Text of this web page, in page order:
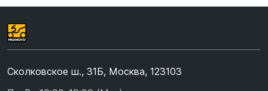
Сколковское ш., 31Б, Москва, 123103